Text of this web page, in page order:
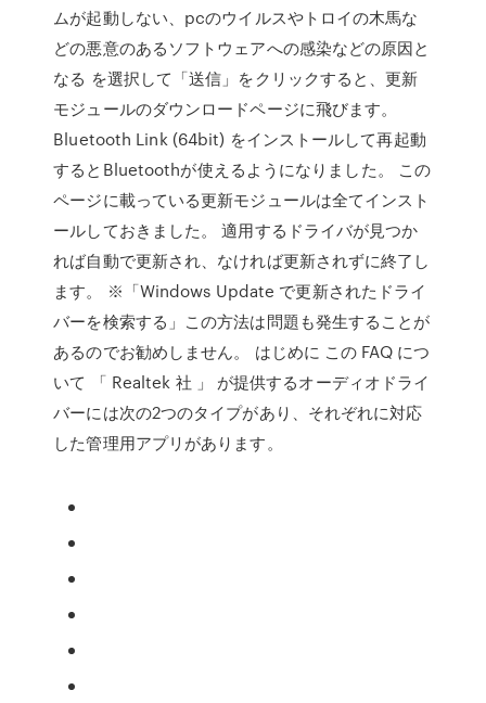
ムが起動しない、pcのウイルスやトロイの木馬な
どの悪意のあるソフトウェアへの感染などの原因と
なる を選択して「送信」をクリックすると、更新
モジュールのダウンロードページに飛びます。
Bluetooth Link (64bit) をインストールして再起動
するとBluetoothが使えるようになりました。 この
ページに載っている更新モジュールは全てインスト
ールしておきました。 適用するドライバが見つか
れば自動で更新され、なければ更新されずに終了し
ます。 ※「Windows Update で更新されたドライ
バーを検索する」この方法は問題も発生することが
あるのでお勧めしません。 はじめに この FAQ につ
いて 「 Realtek 社 」 が提供するオーディオドライ
バーには次の2つのタイプがあり、それぞれに対応
した管理用アプリがあります。